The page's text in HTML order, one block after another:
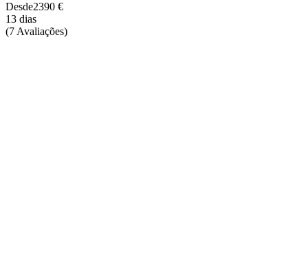
Desde2390 €
13 dias
(7 Avaliações)